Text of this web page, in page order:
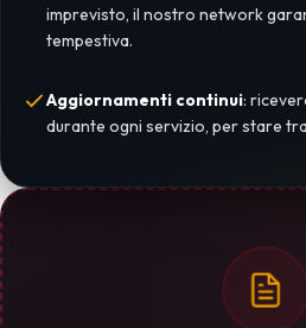
imprevisto, il nostro network
tempestiva.
Aggiornamenti continui:
durante ogni servizio, per stare